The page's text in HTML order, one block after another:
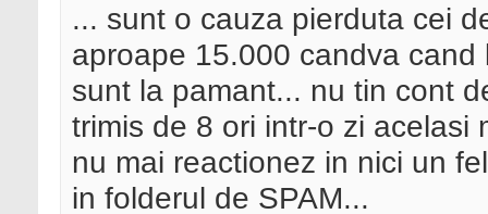
... sunt o cauza pierduta cei
aproape 15.000 candva
sunt la pamant... nu tin cont
trimis de 8 ori intr-o zi acelasi
nu mai reactionez in nici un
in folderul de SPAM...